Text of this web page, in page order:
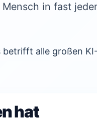
in fast
alle großen
hat